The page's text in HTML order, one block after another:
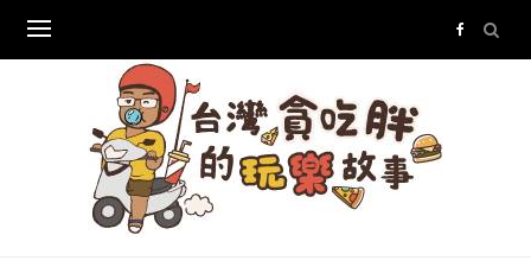
content